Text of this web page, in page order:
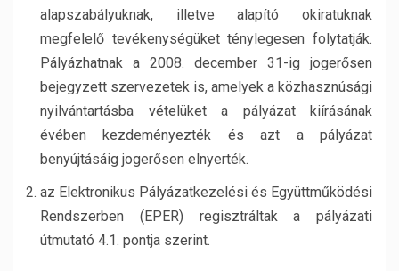
alapszabályuknak, illetve alapító okiratuknak
megfelelő tevékenységüket ténylegesen folytatják.
Pályázhatnak a 2008. december 31-ig jogerősen
bejegyzett szervezetek is, amelyek a közhasznúsági
nyilvántartásba vételüket a pályázat kiírásának
évében kezdeményezték és azt a pályázat
benyújtásáig jogerősen elnyerték.
az Elektronikus Pályázatkezelési és Együttműködési
Rendszerben (EPER) regisztráltak a pályázati
útmutató 4.1. pontja szerint.